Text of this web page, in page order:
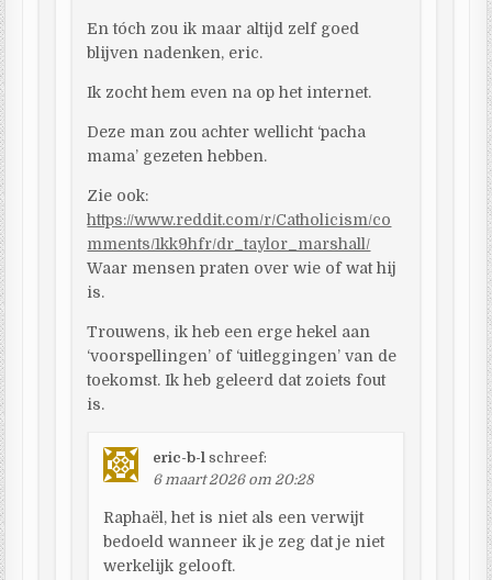
En tóch zou ik maar altijd zelf goed
blijven nadenken, eric.
Ik zocht hem even na op het internet.
Deze man zou achter wellicht ‘pacha
mama’ gezeten hebben.
Zie ook:
https://www.reddit.com/r/Catholicism/co
mments/1kk9hfr/dr_taylor_marshall/
Waar mensen praten over wie of wat hij
is.
Trouwens, ik heb een erge hekel aan
‘voorspellingen’ of ‘uitleggingen’ van de
toekomst. Ik heb geleerd dat zoiets fout
is.
eric-b-l schreef:
6 maart 2026 om 20:28
Raphaël, het is niet als een verwijt
bedoeld wanneer ik je zeg dat je niet
werkelijk gelooft.